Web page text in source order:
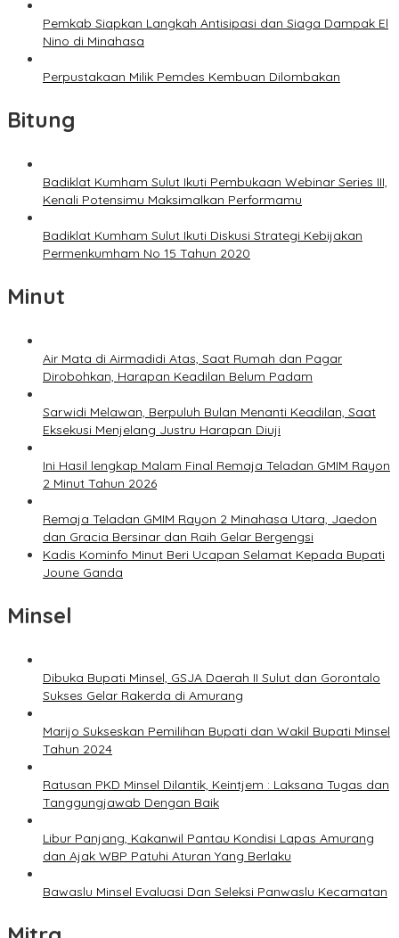
Pemkab Siapkan Langkah Antisipasi dan Siaga Dampak El
Nino di Minahasa
Perpustakaan Milik Pemdes Kembuan Dilombakan
Bitung
Badiklat Kumham Sulut Ikuti Pembukaan Webinar Series III,
Kenali Potensimu Maksimalkan Performamu
Badiklat Kumham Sulut Ikuti Diskusi Strategi Kebijakan
Permenkumham No 15 Tahun 2020
Minut
Air Mata di Airmadidi Atas, Saat Rumah dan Pagar
Dirobohkan, Harapan Keadilan Belum Padam
Sarwidi Melawan, Berpuluh Bulan Menanti Keadilan, Saat
Eksekusi Menjelang Justru Harapan Diuji
Ini Hasil lengkap Malam Final Remaja Teladan GMIM Rayon
2 Minut Tahun 2026
Remaja Teladan GMIM Rayon 2 Minahasa Utara, Jaedon
dan Gracia Bersinar dan Raih Gelar Bergengsi
Kadis Kominfo Minut Beri Ucapan Selamat Kepada Bupati
Joune Ganda
Minsel
Dibuka Bupati Minsel, GSJA Daerah II Sulut dan Gorontalo
Sukses Gelar Rakerda di Amurang
Marijo Sukseskan Pemilihan Bupati dan Wakil Bupati Minsel
Tahun 2024
Ratusan PKD Minsel Dilantik, Keintjem : Laksana Tugas dan
Tanggungjawab Dengan Baik
Libur Panjang, Kakanwil Pantau Kondisi Lapas Amurang
dan Ajak WBP Patuhi Aturan Yang Berlaku
Bawaslu Minsel Evaluasi Dan Seleksi Panwaslu Kecamatan